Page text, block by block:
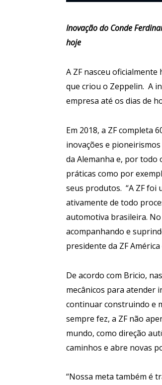
Inovação do Conde
hoje
A ZF nasceu
que criou o Zeppelin. A
empresa até os dias de
Em 2018, a ZF completa
inovações e
da Alemanha e, por todo
práticas como por
seus produtos. “A ZF foi
ativamente de todo
automotiva brasileira.
acompanhando e
presidente da ZF América
De acordo com Bricio,
mecânicos para atender
continuar construindo e
sempre fez, a ZF não
mundo, como direção
caminhos e abre novas
“Nossa meta também é